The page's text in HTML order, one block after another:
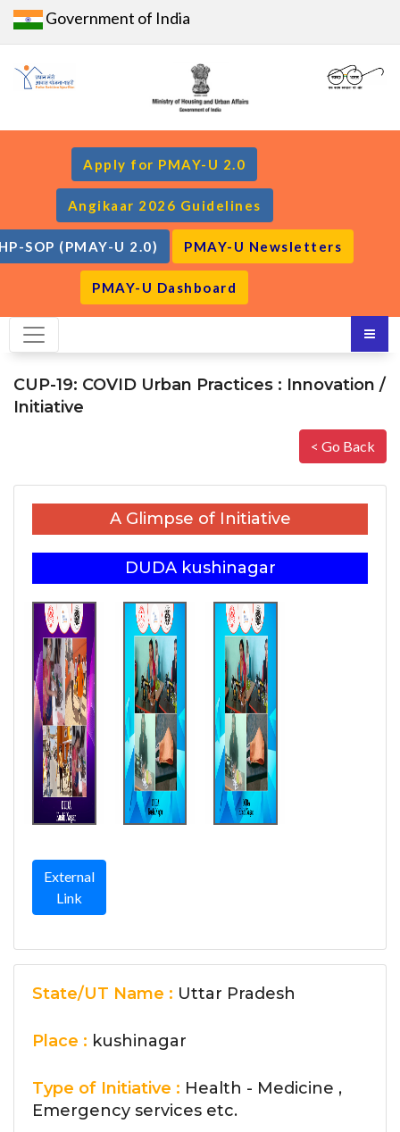
Government of India
Apply for PMAY-U 2.0
Angikaar 2026 Guidelines
SOP (PMAY-U 2.0) PMAY-U Newsletters
PMAY-U Dashboard
CUP-19: COVID Urban Practices : Innovation /
Initiative
< Go Back
A Glimpse of Initiative
DUDA kushinagar
External
Link
State/UT Name : Uttar Pradesh
Place : kushinagar
Type of Initiative : Health - Medicine ,
Emergency services etc.